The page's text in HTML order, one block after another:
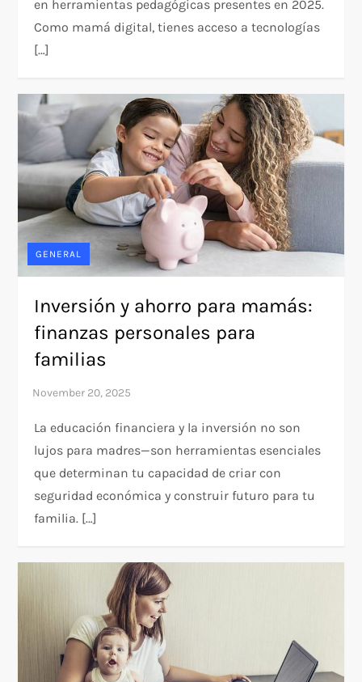
en herramientas pedagógicas presentes en 2025.
Como mamá digital, tienes acceso a tecnologías
[…]
GENERAL
Inversión y ahorro para mamás:
finanzas personales para
familias
La educación financiera y la inversión no son
lujos para madres—son herramientas esenciales
que determinan tu capacidad de criar con
seguridad económica y construir futuro para tu
familia. […]